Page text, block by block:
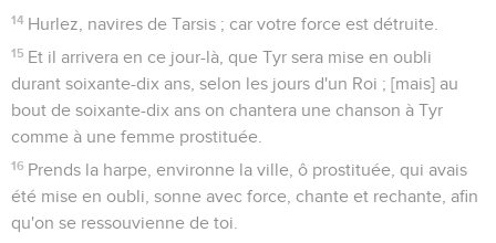
14 Hurlez, navires de Tarsis ; car votre force est détruite.
15 Et il arrivera en ce jour-là, que Tyr sera mise en oubli
durant soixante-dix ans, selon les jours d'un Roi ; [mais] au
bout de soixante-dix ans on chantera une chanson à Tyr
comme à une femme prostituée.
16 Prends la harpe, environne la ville, ô prostituée, qui avais
été mise en oubli, sonne avec force, chante et rechante, afin
qu'on se ressouvienne de toi.